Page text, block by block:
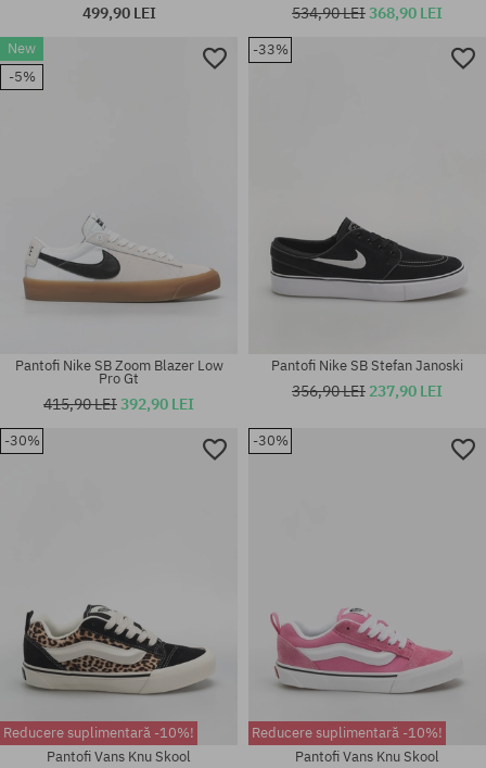
Mărimi existente:
41; 41.5; 42; 42.5; 43; 44; 45;
46
499,90 LEI 534,90 LEI368,90 LEI
New
-5%
Pantofi Nike SB Zoom Blazer Low
Pro Gt
415,90 LEI392,90 LEI
-33%
Pantofi Nike SB Stefan Janoski
356,90 LEI 237,90 LEI
-30%
Reducere suplimentară -10%!
Pantofi Vans Knu Skool
-30%
Reducere suplimentară -10%!
Pantofi Vans Knu Skool